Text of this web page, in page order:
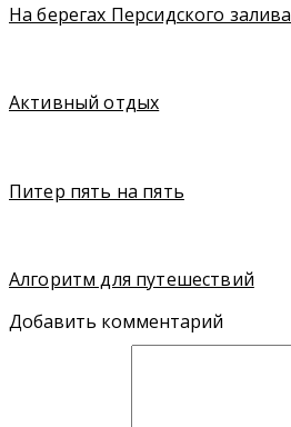
На берегах Персидского залива
Активный отдых
Питер пять на пять
Алгоритм для путешествий
Добавить комментарий